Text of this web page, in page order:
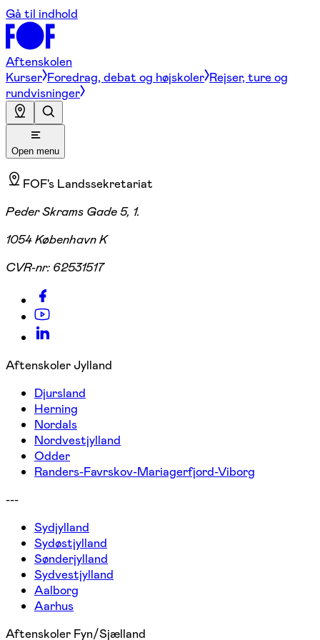
Gå til indhold
Aftenskolen
Kurser Foredrag, debat og højskoler Rejser, ture og
rundvisninger
Open menu
FOF's Landssekretariat
Peder Skrams Gade 5, 1.
1054 København K
CVR-nr: 62531517
Aftenskoler Jylland
Djursland
Herning
Nordals
Nordvestjylland
Odder
Randers-Favrskov-Mariagerfjord-Viborg
---
Sydjylland
Sydøstjylland
Sønderjylland
Sydvestjylland
Aalborg
Aarhus
Aftenskoler Fyn/Sjælland